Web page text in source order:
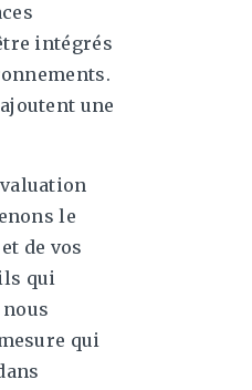
intégrés
une
le
de vos
qui
qui